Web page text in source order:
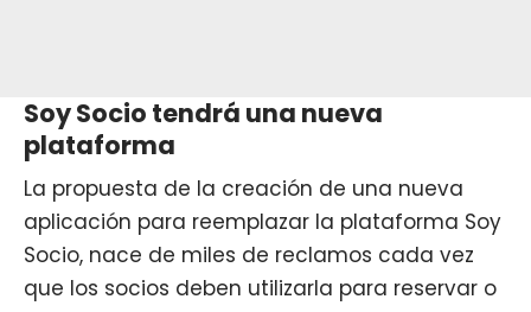
Soy Socio tendrá una nueva
plataforma
La propuesta de la creación de una nueva
aplicación para reemplazar la plataforma Soy
Socio, nace de miles de reclamos cada vez
que los socios deben utilizarla para reservar o